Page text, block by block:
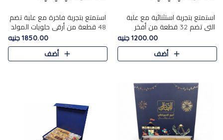
استمتع بتجربة استثنائية مع علبة
التي تضم 32 قطعة من أفخر
حلويات المولد الشرقية، في تشكيلة
تجمع بين الأصالة والاختيارات
الفاخرة. تحتوي العلبة..
1200.00 جنيه
أضف
استمتع بتجربة فاخرة مع علبة تضم
48 قطعة من أرقى حلويات المولد
الشرقية، في تشكيلة تجمع بين
الأصناف التقليدية الفاخرة والاختيارات
1850.00 جنيه
أضف